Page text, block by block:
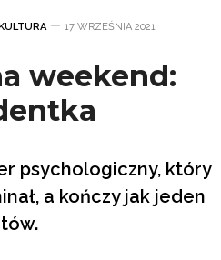
17 WRZEŚNIA 2021
weekend:
psychologiczny, który
a kończy jak jeden